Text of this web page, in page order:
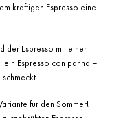
kräftigen Espresso eine
der Espresso mit einer
ein Espresso con panna –
für den Sommer!